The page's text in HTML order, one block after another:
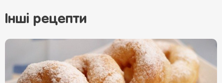
Інші рецепти